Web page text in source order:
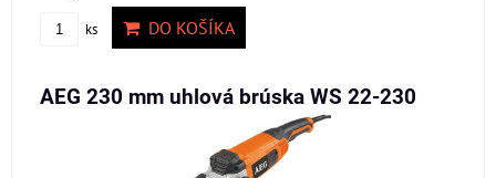
ks DO KOŠÍKA
AEG 230 mm uhlová brúska WS 22-230